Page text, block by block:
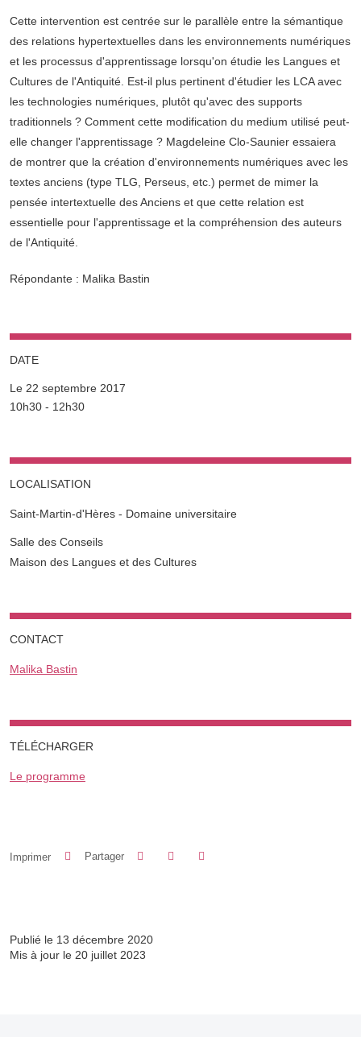
Cette intervention est centrée sur le parallèle entre la sémantique
des relations hypertextuelles dans les environnements numériques
et les processus d'apprentissage lorsqu'on étudie les Langues et
Cultures de l'Antiquité. Est-il plus pertinent d'étudier les LCA avec
les technologies numériques, plutôt qu'avec des supports
traditionnels ? Comment cette modification du medium utilisé peut-
elle changer l'apprentissage ? Magdeleine Clo-Saunier essaiera
de montrer que la création d'environnements numériques avec les
textes anciens (type TLG, Perseus, etc.) permet de mimer la
pensée intertextuelle des Anciens et que cette relation est
essentielle pour l'apprentissage et la compréhension des auteurs
de l'Antiquité.
Répondante : Malika Bastin
DATE
Le 22 septembre 2017
Complément date
10h30 - 12h30
LOCALISATION
Saint-Martin-d'Hères - Domaine universitaire
Complément lieu
Salle des Conseils
Maison des Langues et des Cultures
CONTACT
Malika Bastin
TÉLÉCHARGER
Le programme
Imprimer Partager Partager sur Facebook
Partager sur LinkedIn
Publié le 13 décembre 2020
Mis à jour le 20 juillet 2023